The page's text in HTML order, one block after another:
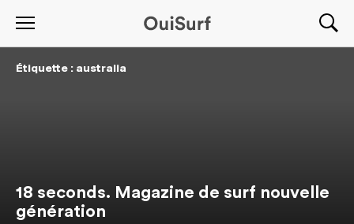
Étiquette : australia
18 seconds. Magazine de surf nouvelle
génération